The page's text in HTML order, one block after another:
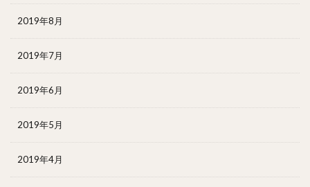
2019年8月
2019年7月
2019年6月
2019年5月
2019年4月